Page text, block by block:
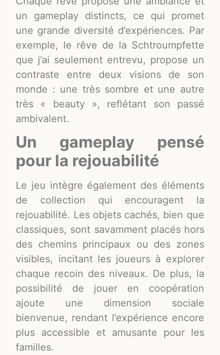
un gameplay distincts, ce qui promet
une grande diversité d’expériences. Par
exemple, le rêve de la Schtroumpfette
que j’ai seulement entrevu, propose un
contraste entre deux visions de son
monde : une très sombre et une autre
très « beauty », reflétant son passé
ambivalent.
Un gameplay pensé
pour la rejouabilité
Le jeu intègre également des éléments
de collection qui encouragent la
rejouabilité. Les objets cachés, bien que
classiques, sont savamment placés hors
des chemins principaux ou des zones
visibles, incitant les joueurs à explorer
chaque recoin des niveaux. De plus, la
possibilité de jouer en coopération
ajoute une dimension sociale
bienvenue, rendant l’expérience encore
plus accessible et amusante pour les
familles.